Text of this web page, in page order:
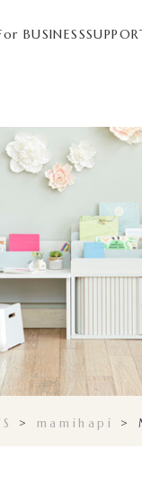
BUSINESS
> mamihapi >